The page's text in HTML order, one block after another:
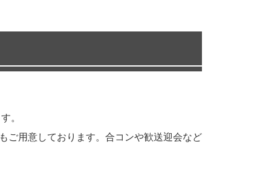
。
ご用意しております。合コンや歓送迎会など